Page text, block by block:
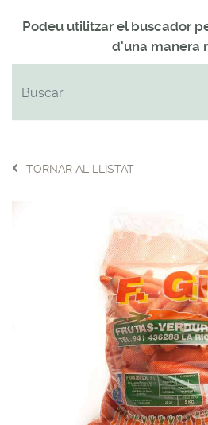
Podeu utilitzar el buscador
d'una manera
TORNAR AL LLISTAT